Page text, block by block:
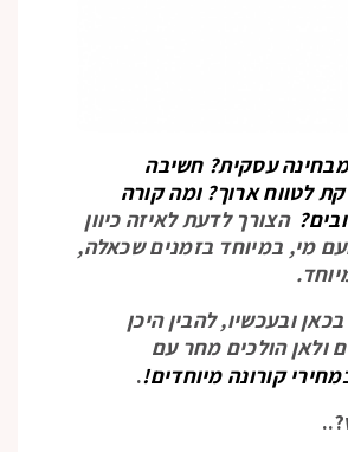
עסקית? חשיבה
לטווח ארוך? ומה קורה
הצורך לדעת לאיזה כיוון
מי, במיוחד בזמנים שכאלה,
ובעכשיו, להבין היכן
ולאן הולכים מחר עם
קורונה מיוחדים!.